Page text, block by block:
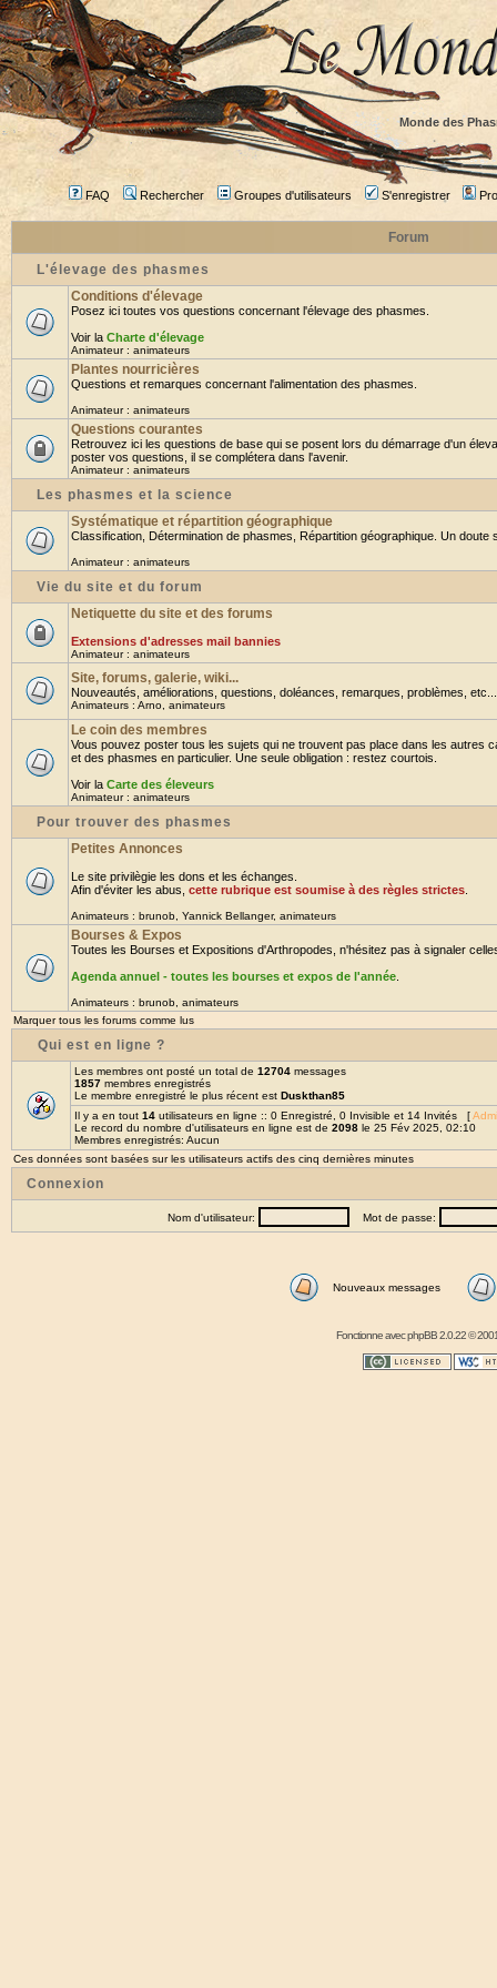
Monde des
FAQ Rechercher Groupes d'utilisateurs S'enregistrer
Forum
L'élevage des phasmes
Conditions d'élevage
Posez ici toutes vos questions concernant l'élevage des phasmes.
Voir la Charte d'élevage
Animateur : animateurs
Plantes nourricières
Questions et remarques concernant l'alimentation des phasmes.
Animateur : animateurs
Questions courantes
Retrouvez ici les questions de base qui se posent lors du démarrage d'un
poster vos questions, il se complétera dans l'avenir.
Animateur : animateurs
Les phasmes et la science
Systématique et répartition géographique
Classification, Détermination de phasmes, Répartition géographique. Un doute
Animateur : animateurs
Vie du site et du forum
Netiquette du site et des forums
Extensions d'adresses mail bannies
Animateur : animateurs
Site, forums, galerie, wiki...
Nouveautés, améliorations, questions, doléances, remarques, problèmes,
Animateurs : Arno animateurs
Le coin des membres
Vous pouvez poster tous les sujets qui ne trouvent pas place dans les autres
et des phasmes en particulier. Une seule obligation : restez courtois.
Voir la Carte des éleveurs
Animateur : animateurs
Pour trouver des phasmes
Petites Annonces
Le site privilègie les dons et les échanges.
Afin d'éviter les abus, cette rubrique est soumise à des règles strictes
Animateurs : brunob Yannick Bellanger, animateurs
Bourses & Expos
Toutes les Bourses et Expositions d'Arthropodes, n'hésitez pas à signaler
Agenda annuel - toutes les bourses et expos de l'année
Animateurs : brunob animateurs
Marquer tous les forums comme lus
Qui est en ligne ?
Les membres ont posté un total de 12704 messages
1857 membres enregistrés
Le membre enregistré le plus récent est Duskthan85
Il y a en tout 14 utilisateurs en ligne :: 0 Enregistré, 0 Invisible et 14 Invités [
Le record du nombre d'utilisateurs en ligne est de 2098 le 25 Fév 2025, 02:10
Membres enregistrés: Aucun
Ces données sont basées sur les utilisateurs actifs des cinq dernières minutes
Connexion
Nom d'utilisateur: Mot de passe:
Nouveaux messages
Fonctionne avecphpBB2.0.22 ©